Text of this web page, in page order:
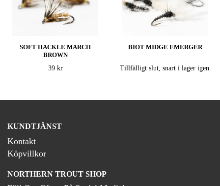
SOFT HACKLE MARCH
BROWN
39 kr
BIOT MIDGE EMERGER
Tillfälligt slut, snart i lager igen.
KUNDTJÄNST
Kontakt
Köpvillkor
NORTHERN TROUT SHOP